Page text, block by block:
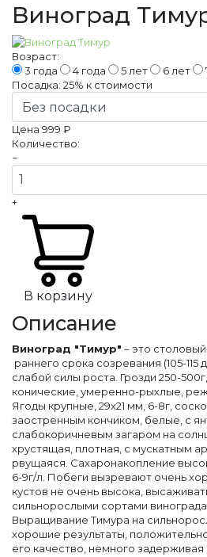
Виноград
Возраст:
3 года
4 года 5 лет 6 лет
Посадка: 25% к стоимости
Цена 999 ₽
Количество:
−
+
В корзину
Описание
Виноград "Тимур" – это
раннего срока созревания (105-115
слабой силы роста. Грозди 250-
конические, умеренно-рыхлые,
Ягоды крупные, 29x21 мм, 6-8г,
заостренным кончиком, белые, с
слабокоричневым загаром на
хрустящая, плотная, с мускатным
рвущаяся. Сахаронакопление
6-9г/л. Побеги вызревают очень
кустов не очень высока,
сильнорослыми сортами
Выращивание Тимура на
хорошие результаты,
его качество, немного задерживая